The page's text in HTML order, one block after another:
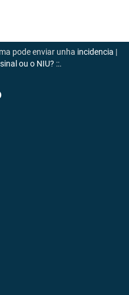
pode enviar unha incidencia |
ou o NIU? ::.